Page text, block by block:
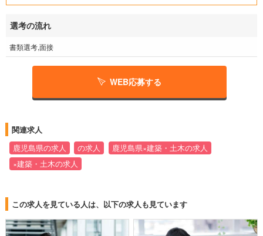
選考の流れ
書類選考,面接
WEB応募する
関連求人
鹿児島県の求人 の求人
鹿児島県×建築・土木の求人
×建築・土木の求人
この求人を見ている人は、以下の求人も見ています